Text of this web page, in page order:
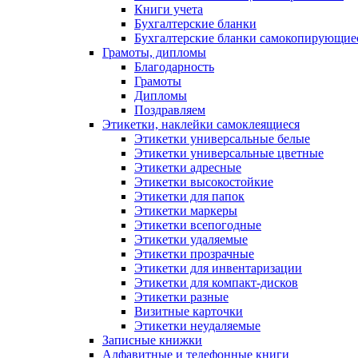
Книги учета
Бухгалтерские бланки
Бухгалтерские бланки
Грамоты, дипломы
Благодарность
Грамоты
Дипломы
Поздравляем
Этикетки, наклейки самоклеящиеся
Этикетки универсальные белые
Этикетки универсальные цветные
Этикетки адресные
Этикетки высокостойкие
Этикетки для папок
Этикетки маркеры
Этикетки всепогодные
Этикетки удаляемые
Этикетки прозрачные
Этикетки для инвентаризации
Этикетки для компакт-дисков
Этикетки разные
Визитные карточки
Этикетки неудаляемые
Записные книжки
Алфавитные и телефонные книги